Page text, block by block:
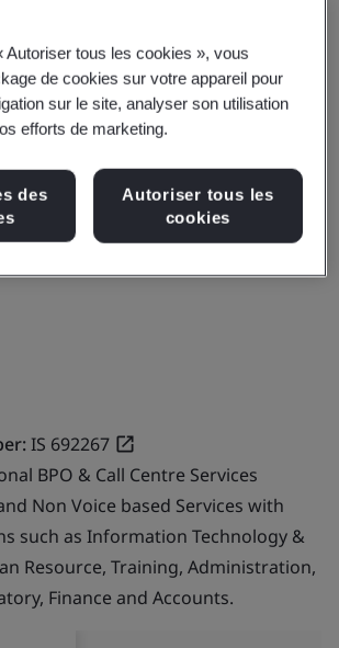
Mise à niveau
IS 692267
BPO & Call Centre Services
Non Voice based Services with
such as Information Technology &
Resource, Training, Administration,
Finance and Accounts.
Autoriser tous les cookies », vous
de cookies sur votre appareil pour
sur le site, analyser son utilisation
efforts de marketing.
des
Autoriser tous les
cookies